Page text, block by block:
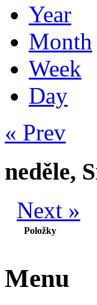
Year
Month
Week
Day
« Prev
neděle,
Next »
Položky
Menu